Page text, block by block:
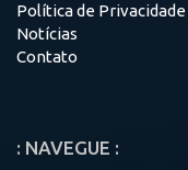
Política de Privacidade
Notícias
Contato
: NAVEGUE :